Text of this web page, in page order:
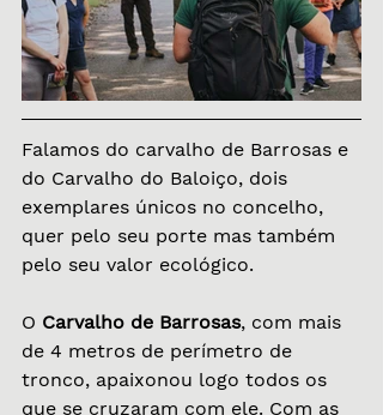
Falamos do carvalho de Barrosas e
do Carvalho do Baloiço, dois
exemplares únicos no concelho,
quer pelo seu porte mas também
pelo seu valor ecológico.
O Carvalho de Barrosas, com mais
de 4 metros de perímetro de
tronco, apaixonou logo todos os
que se cruzaram com ele. Com as